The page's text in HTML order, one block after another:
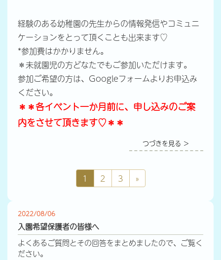
経験のある幼稚園の先生からの情報発信やコミュニ
ケーションをとって頂くことも出来ます♡
*参加費はかかりません。
＊未就園児の方どなたでもご参加いただけます。
参加ご希望の方は、Googleフォームよりお申込み
ください。
＊＊各イベント一か月前に、申し込みのご案
内をさせて頂きます♡＊＊
つづきを見る ＞
1 2 3 »
2022/08/06
入園希望保護者の皆様へ
よくあるご質問とその回答をまとめましたので、ご覧く
ださい。